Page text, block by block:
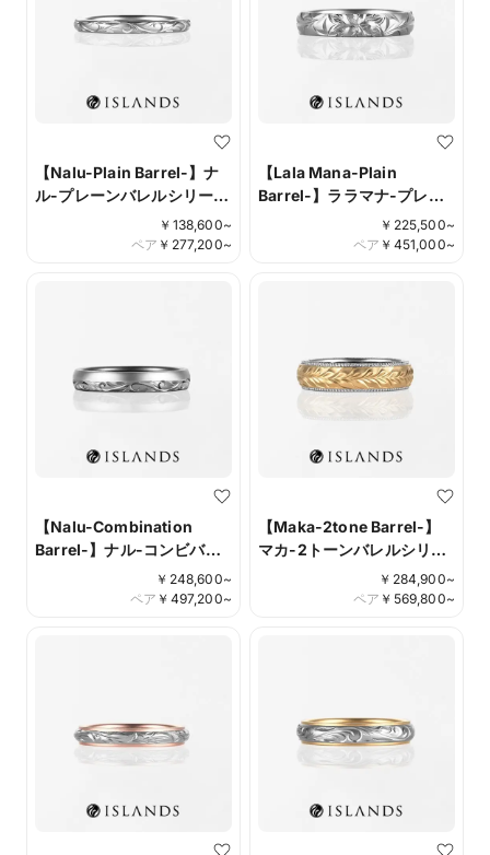
【Nalu-Plain Barrel-】ナ
ル-プレーンバレルシリー
￥ 138,600~
￥ 277,200~
ペア
【Lala Mana-Plain
Barrel-】ララマナ-プレー
ンバレルシリーズ-
￥ 225,500~
￥ 451,000~
ペア
【Nalu-Combination
Barrel-】ナル-コンビバレ
￥ 248,600~
￥ 497,200~
ペア
【Maka-2tone Barrel-】
マカ-2トーンバレルシリー
￥ 284,900~
￥ 569,800~
ペア